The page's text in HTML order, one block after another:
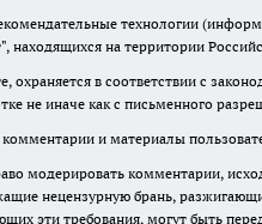
технологии
находящихся на территории
в соответствии с
не иначе как с письменного
комментарии и материалы
модерировать комментарии,
нецензурную брань,
эти требования, могут быть